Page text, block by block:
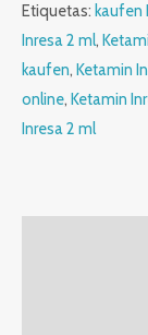
Etiquetas: kaufen
Inresa 2 ml,
kaufen, Ketamin
online, Ketamin
Inresa 2 ml